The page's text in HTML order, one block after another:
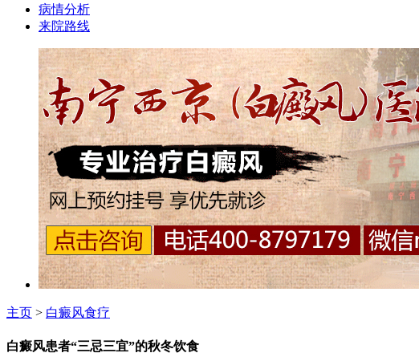
病情分析
来院路线
主页 > 白癜风食疗
白癜风患者“三忌三宜”的秋冬饮食